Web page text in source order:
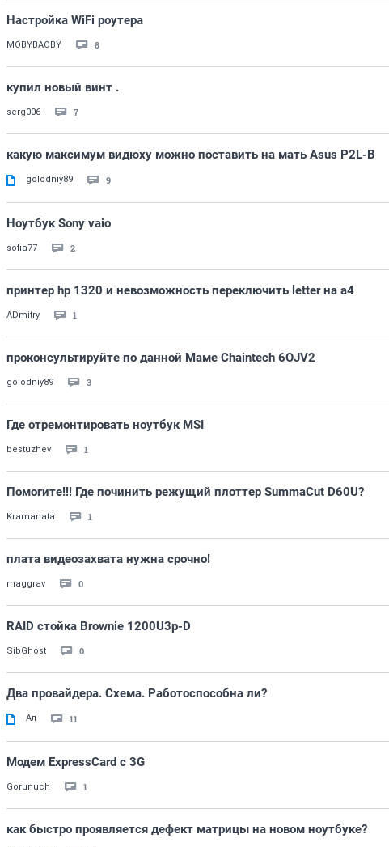
Настройка WiFi роутера
MOBYBAOBY 8
купил новый винт .
serg006 7
какую максимум видюху можно поставить на мать Asus P2L-B
golodniy89 9
Ноутбук Sony vaio
sofia77 2
принтер hp 1320 и невозможность переключить letter на a4
ADmitry 1
проконсультируйте по данной Маме Chaintech 6OJV2
golodniy89 3
Где отремонтировать ноутбук MSI
bestuzhev 1
Помогите!!! Где починить режущий плоттер SummaCut D60U?
Kramanata 1
плата видеозахвата нужна срочно!
maggrav 0
RAID стойка Brownie 1200U3p-D
SibGhost 0
Два провайдера. Схема. Работоспособна ли?
Ал 11
Модем ExpressCard с 3G
Gorunuch 1
как быстро проявляется дефект матрицы на новом ноутбуке?